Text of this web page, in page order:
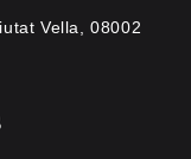
Vella, 08002